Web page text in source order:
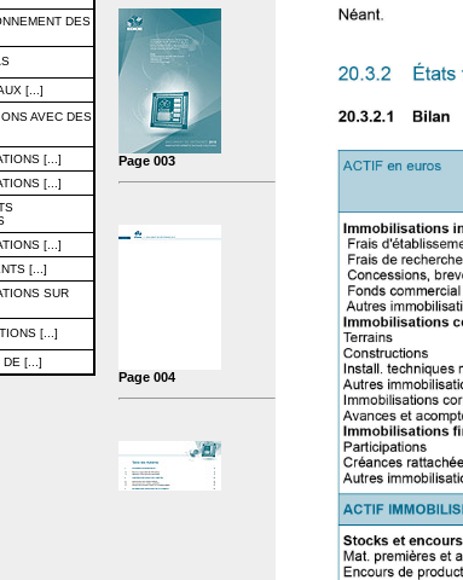
DES
[...]
AVEC DES
[...]
[...]
[...]
[...]
SUR
[...]
DE [...]
Page 003
Page 004